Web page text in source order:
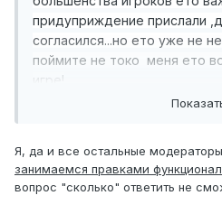
придуприждение прислали
согласился...но ето уже не
поймите не токо меня ето
игре!
Если ждать хотя бы
Я, да и все остальные
занимаемся правками
вопрос "сколько" ответить не